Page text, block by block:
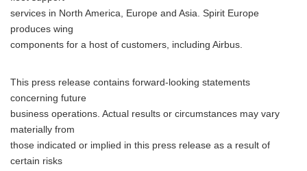
services in North America, Europe and Asia. Spirit Europe
produces wing
components for a host of customers, including Airbus.
This press release contains forward-looking statements
concerning future
business operations. Actual results or circumstances may vary
materially from
those indicated or implied in this press release as a result of
certain risks